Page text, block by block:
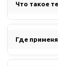
Что такое
Где